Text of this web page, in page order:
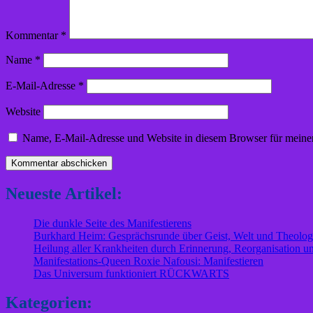
Kommentar *
Name *
E-Mail-Adresse *
Website
Name, E-Mail-Adresse und Website in diesem Browser für
Neueste Artikel:
Die dunkle Seite des Manifestierens
Burkhard Heim: Gesprächsrunde über Geist, Welt und
Heilung aller Krankheiten durch Erinnerung, Reorganisation
Manifestations-Queen Roxie Nafousi: Manifestieren
Das Universum funktioniert RÜCKWARTS
Kategorien: